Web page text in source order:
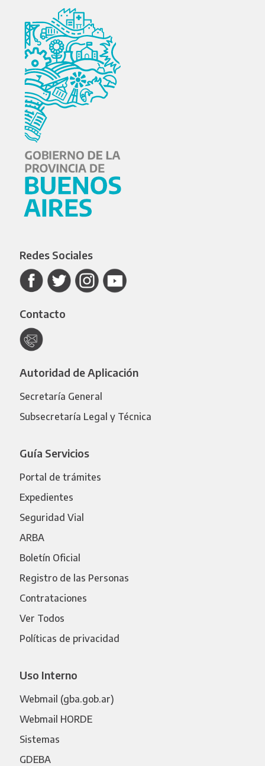
Redes Sociales
Contacto
Autoridad de Aplicación
Secretaría General
Subsecretaría Legal y Técnica
Guía Servicios
Portal de trámites
Expedientes
Seguridad Vial
ARBA
Boletín Oficial
Registro de las Personas
Contrataciones
Ver Todos
Políticas de privacidad
Uso Interno
Webmail (gba.gob.ar)
Webmail HORDE
Sistemas
GDEBA